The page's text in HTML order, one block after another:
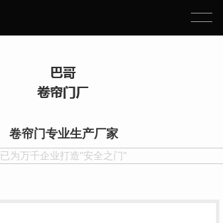
卷帘门专业生产厂家
已为万千企业打造"安全之门"